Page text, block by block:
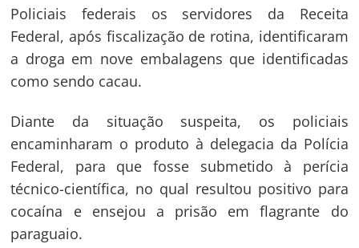
Policiais federais os servidores da Receita
Federal, após fiscalização de rotina, identificaram
a droga em nove embalagens que identificadas
como sendo cacau.
Diante da situação suspeita, os policiais
encaminharam o produto à delegacia da Polícia
Federal, para que fosse submetido à perícia
técnico-científica, no qual resultou positivo para
cocaína e ensejou a prisão em flagrante do
paraguaio.
Navegação
de
Post